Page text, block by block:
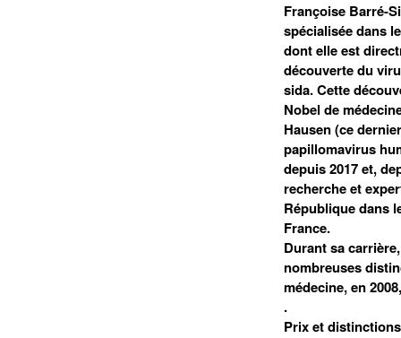
Françoise Barré-
spécialisée dans
dont elle est
découverte du
sida. Cette
Nobel de
Hausen (ce
papillomavirus
depuis 2017 et,
recherche et
République dans
France.
Durant sa
nombreuses
médecine, en
.
Prix et distinctions